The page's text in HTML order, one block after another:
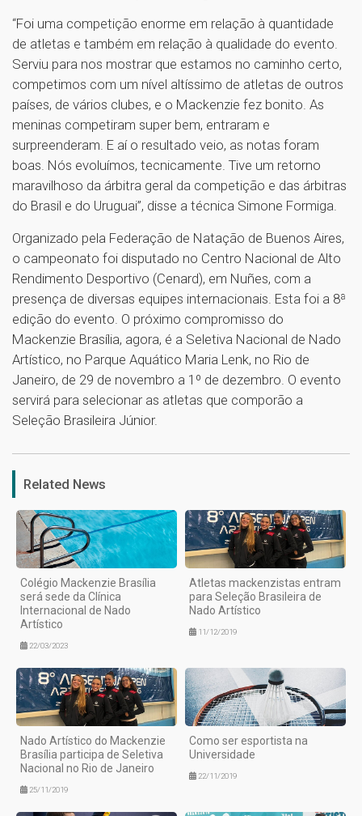
“Foi uma competição enorme em relação à quantidade
de atletas e também em relação à qualidade do evento.
Serviu para nos mostrar que estamos no caminho certo,
competimos com um nível altíssimo de atletas de outros
países, de vários clubes, e o Mackenzie fez bonito. As
meninas competiram super bem, entraram e
surpreenderam. E aí o resultado veio, as notas foram
boas. Nós evoluímos, tecnicamente. Tive um retorno
maravilhoso da árbitra geral da competição e das árbitras
do Brasil e do Uruguai”, disse a técnica Simone Formiga.
Organizado pela Federação de Natação de Buenos Aires,
o campeonato foi disputado no Centro Nacional de Alto
Rendimento Desportivo (Cenard), em Nuñes, com a
presença de diversas equipes internacionais. Esta foi a 8ª
edição do evento. O próximo compromisso do
Mackenzie Brasília, agora, é a Seletiva Nacional de Nado
Artístico, no Parque Aquático Maria Lenk, no Rio de
Janeiro, de 29 de novembro a 1º de dezembro. O evento
servirá para selecionar as atletas que comporão a
Seleção Brasileira Júnior.
Related News
Colégio Mackenzie Brasília
será sede da Clínica
Internacional de Nado
Artístico
22/03/2023
Atletas mackenzistas entram
para Seleção Brasileira de
Nado Artístico
11/12/2019
Nado Artístico do Mackenzie
Brasília participa de Seletiva
Nacional no Rio de Janeiro
25/11/2019
Como ser esportista na
Universidade
22/11/2019